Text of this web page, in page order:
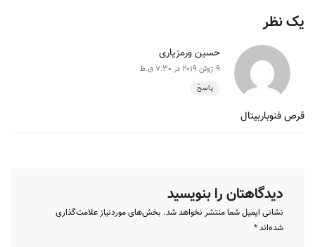
یک نظر
حسین ورمزیاری
9 ژوئن 2019 در 7:30 ق.ظ
پاسخ
قرص فنوباربیتال
دیدگاهتان را بنویسید
نشانی ایمیل شما منتشر نخواهد شد. بخش‌های موردنیاز علامت‌گذاری
شده‌اند*